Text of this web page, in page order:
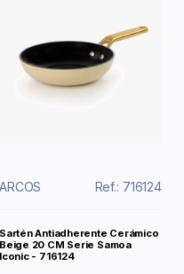
ARCOS Ref.: 716124
Sartén Antiadherente Cerámico
Beige 20 CM Serie Samoa
Iconic - 716124